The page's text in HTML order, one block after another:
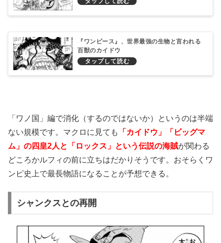
『ワンピース』、世界最強の生物と言われる
百獣のカイドウ
「ワノ国」編で消化（するのではないか）というのは半端
ない規模です。マクロに見ても
「カイドウ」「ビッグマ
ム」の四皇2人と「ロックス」という伝説の海賊が関わる
どころかルフィの前に立ちはだかりそうです。おそらくワ
ンピ史上で最長物語になることが予想できる。
シャンクスとの再開